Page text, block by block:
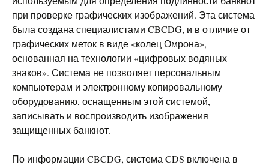
при проверке графических изображений. Эта система
была создана специалистами CBCDG, и в отличие от
графических меток в виде «колец Омрона»,
основанная на технологии «цифровых водяных
знаков». Система не позволяет персональным
компьютерам и электронному копировальному
оборудованию, оснащенным этой системой,
записывать и воспроизводить изображения
защищенных банкнот.
По информации CBCDG, система CDS включена в